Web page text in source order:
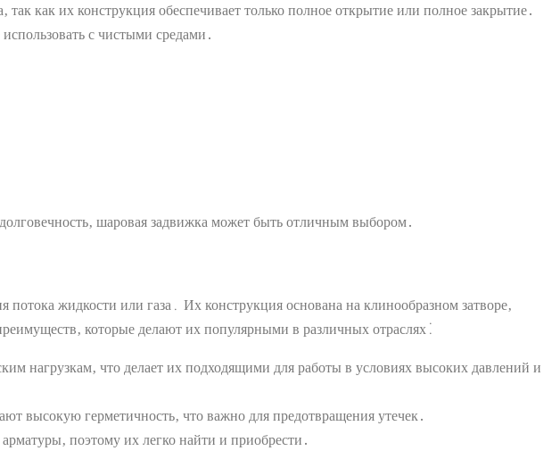
как их конструкция обеспечивает только полное открытие или полное закрытие․
с чистыми средами․
шаровая задвижка может быть отличным выбором․
жидкости или газа․ Их конструкция основана на клинообразном затворе‚
которые делают их популярными в различных отраслях⁚
нагрузкам‚ что делает их подходящими для работы в условиях высоких давлений и
высокую герметичность‚ что важно для предотвращения утечек․
поэтому их легко найти и приобрести․